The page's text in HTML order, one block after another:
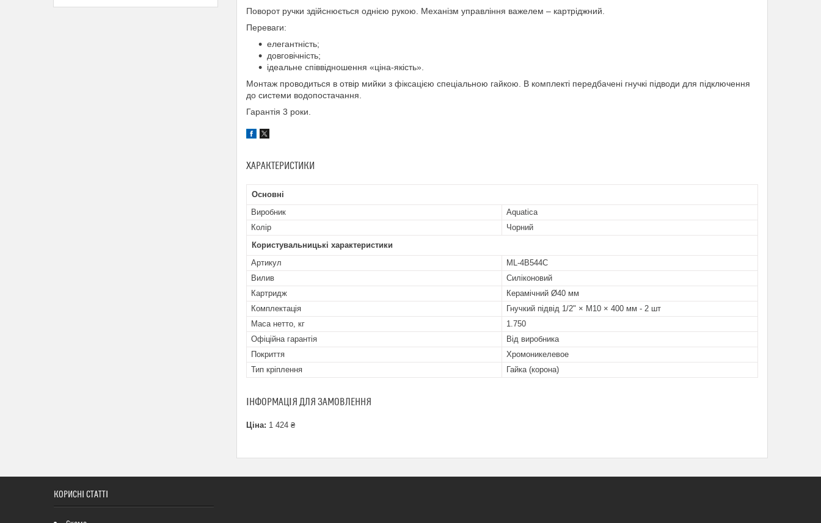
Поворот ручки здійснюється однією рукою. Механізм управління важелем – картріджний.
Переваги:
елегантність;
довговічність;
ідеальне співвідношення «ціна-якість».
Монтаж проводиться в отвір мийки з фіксацією спеціальною гайкою. В комплекті передбачені гнучкі підводи для підключення
до системи водопостачання.
Гарантія 3 роки.
ХАРАКТЕРИСТИКИ
Основні
Виробник
Aquatica
Колір
Чорний
Користувальницькі характеристики
Артикул
ML-4B544C
Вилив
Силіконовий
Картридж
Керамічний Ø40 мм
Комплектація
Гнучкий підвід 1/2" × M10 × 400 мм - 2 шт
Маса нетто, кг
1.750
Офіційна гарантія
Від виробника
Покриття
Хромоникелевое
Тип кріплення
Гайка (корона)
ІНФОРМАЦІЯ ДЛЯ ЗАМОВЛЕННЯ
Ціна: 1 424 ₴
КОРИСНІ СТАТТІ